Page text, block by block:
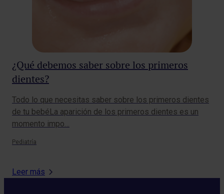
¿Qué debemos saber sobre los primeros
dientes?
Todo lo que necesitas saber sobre los primeros dientes
de tu bebéLa aparición de los primeros dientes es un
momento impo…
Pediatría
Leer más